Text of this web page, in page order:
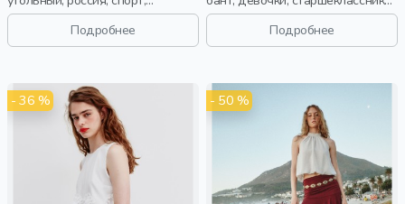
девочки, школьники, подростки,
Подробнее
дети
Подробнее
- 36 % - 50 %